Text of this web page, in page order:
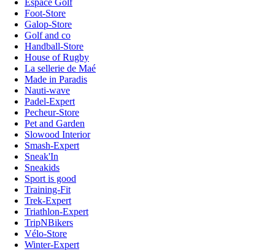
Espace Golf
Foot-Store
Galop-Store
Golf and co
Handball-Store
House of Rugby
La sellerie de Maé
Made in Paradis
Nauti-wave
Padel-Expert
Pecheur-Store
Pet and Garden
Slowood Interior
Smash-Expert
Sneak'In
Sneakids
Sport is good
Training-Fit
Trek-Expert
Triathlon-Expert
TripNBikers
Vélo-Store
Winter-Expert